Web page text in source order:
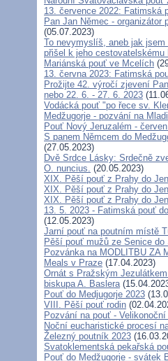
13. července 2022: Fatimská
Pan Jan Němec -
(05.07.2023)
To nevymyslíš, aneb jak
přišel k jeho cestovatelskému
Mariánská pouť ve Mcelích
13. června 2023: Fatimská
Prožijte 42. výročí zjevení
nebo 22. 6. - 27. 6. 2023
Vodácká pouť "po řece sv.
Medžugorje - pozvání na
Pouť Nový Jeruzalém -
S panem Němcem do
(27.05.2023)
Dvě Srdce Lásky: Srdečně
O. nuncius. (20.05.2023)
XIX. Pěší pouť z Prahy do
XIX. Pěší pouť z Prahy do
XIX. Pěší pouť z Prahy do
13. 5. 2023 - Fatimská pouť
(12.05.2023)
Jarní pouť na poutním místě
Pěší pouť mužů ze Senice do
Pozvánka na MODLITBU ZA
Meals v Praze (17.04.2023)
Ornát s Pražským
biskupa A. Baslera
Pouť do Medjugorje 2023
VIII. Pěší pouť rodin
Pozvání na pouť -
Noční eucharistické procesí
Železný poutník 2023
Svatoklementská pekařská
Pouť do Medžugorje - svátek